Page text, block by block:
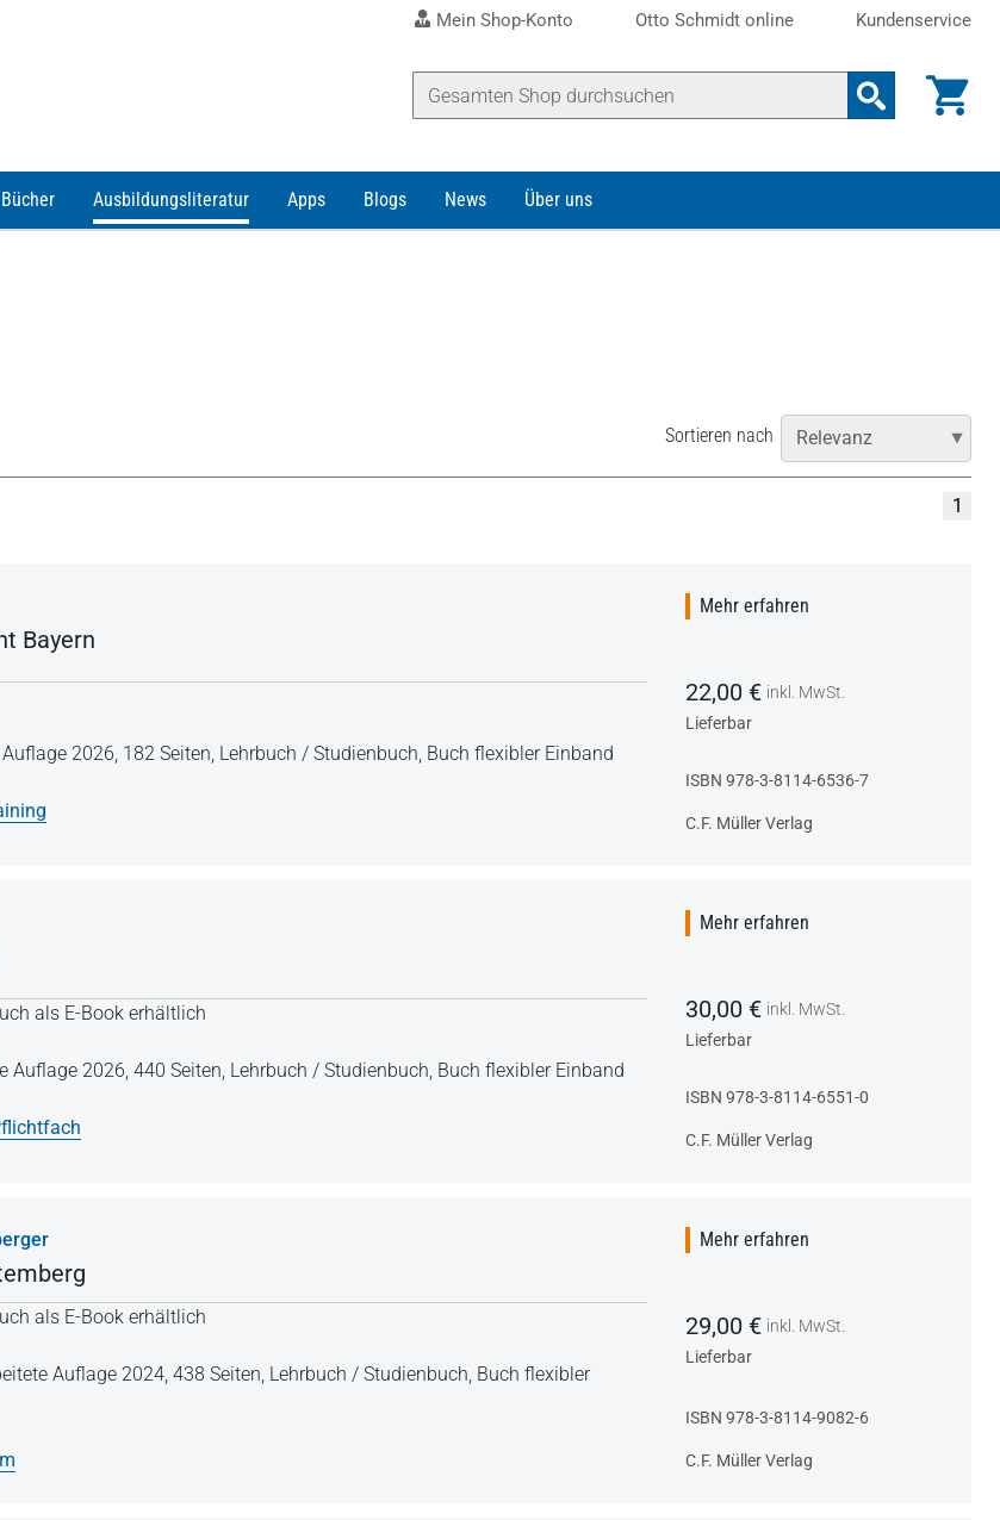
Mein Shop-Konto Otto Schmidt online Kundenservice
Bücher Ausbildungsliteratur Apps Blogs News Über uns
Sortieren nach
1
Bayern
2026, 182 Seiten, Lehrbuch / Studienbuch, Buch flexibler Einband
Mehr erfahren
22,00 € inkl. MwSt.
Lieferbar
ISBN 978-3-8114-6536-7
C.F. Müller Verlag
als E-Book erhältlich
Auflage 2026, 440 Seiten, Lehrbuch / Studienbuch, Buch flexibler Einband
Mehr erfahren
30,00 € inkl. MwSt.
Lieferbar
ISBN 978-3-8114-6551-0
C.F. Müller Verlag
als E-Book erhältlich
Auflage 2024, 438 Seiten, Lehrbuch / Studienbuch, Buch flexibler
Mehr erfahren
29,00 € inkl. MwSt.
Lieferbar
ISBN 978-3-8114-9082-6
C.F. Müller Verlag